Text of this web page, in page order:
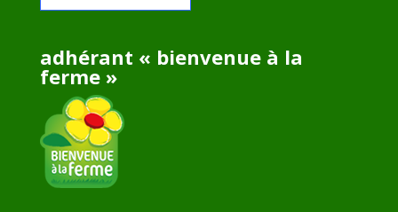
adhérant « bienvenue à la
ferme »